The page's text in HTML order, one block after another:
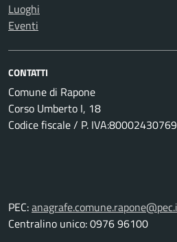
Luoghi
Eventi
CONTATTI
Comune di Rapone
Corso Umberto I, 18
Codice fiscale / P.
PEC:
Centralino unico: 0976 96100